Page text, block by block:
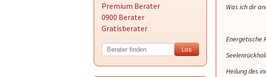
Premium Berater
0900 Berater
Gratisberater
Was ich dir
Energetische
Heilung des